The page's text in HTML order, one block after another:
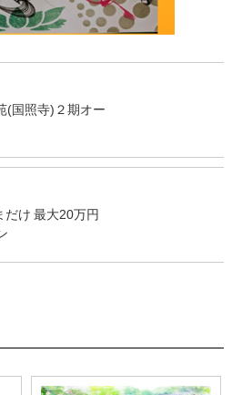
(国照寺)２期オー
だけ 最大20万円